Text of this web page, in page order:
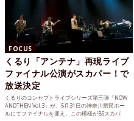
FOCUS
くるり「アンテナ」再現ライブ
ファイナル公演がスカパー！で
放送決定
くるりのコンセプトライブシリーズ第三弾「NOW
ANDTHEN Vol.3」が、5月31日の神奈川県民ホー
ルにてファイナルを迎え、この模様がBSスカパ